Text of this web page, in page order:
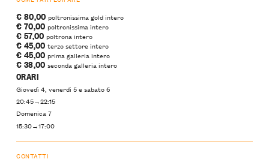
€ 80,00 poltronissima gold intero
€ 70,00 poltronissima intero
€ 57,00 poltrona intero
€ 45,00 terzo settore intero
€ 45,00 prima galleria intero
€ 38,00 seconda galleria intero
ORARI
Giovedì 4, venerdì 5 e sabato 6
20:45→22:15
Domenica 7
15:30→17:00
CONTATTI